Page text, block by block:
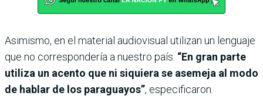
Asimismo, en el material audiovisual utilizan un lenguaje
que no correspondería a nuestro país. “En gran parte
utiliza un acento que ni siquiera se asemeja al modo
de hablar de los paraguayos”, especificaron.